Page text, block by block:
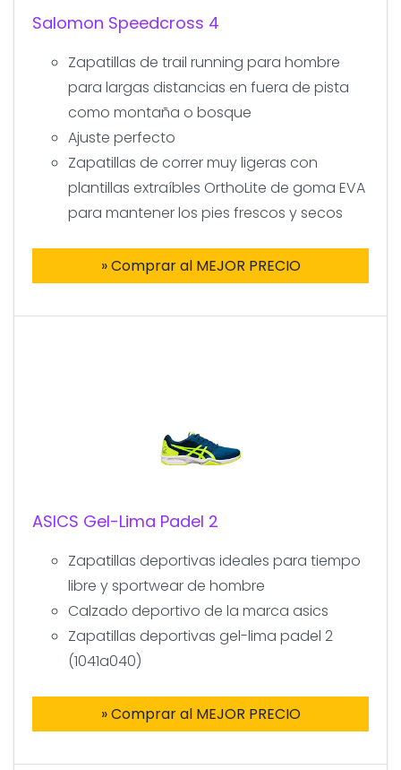
Salomon Speedcross 4
Zapatillas de trail running para hombre
para largas distancias en fuera de pista
como montaña o bosque
Ajuste perfecto
Zapatillas de correr muy ligeras con
plantillas extraíbles OrthoLite de goma EVA
para mantener los pies frescos y secos
» Comprar al MEJOR PRECIO
ASICS Gel-Lima Padel 2
Zapatillas deportivas ideales para tiempo
libre y sportwear de hombre
Calzado deportivo de la marca asics
Zapatillas deportivas gel-lima padel 2
(1041a040)
» Comprar al MEJOR PRECIO